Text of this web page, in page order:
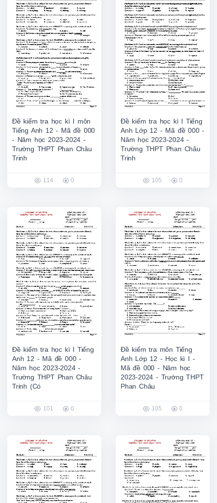
Đề kiểm tra học kì I môn
Tiếng Anh 12 - Mã đề 000
- Năm học 2023-2024 -
Trường THPT Phan Châu
Trinh
114 0
Đề kiểm tra học kì I Tiếng
Anh Lớp 12 - Mã đề 000 -
Năm học 2023-2024 -
Trường THPT Phan Châu
Trinh
105 0
Đề kiểm tra học kì I Tiếng
Anh 12 - Mã đề 000 -
Năm học 2023-2024 -
Trường THPT Phan Châu
Trinh (Có
101 0
Đề kiểm tra môn Tiếng
Anh Lớp 12 - Học kì I -
Mã đề 000 - Năm học
2023-2024 - Trường THPT
Phan Châu
105 0